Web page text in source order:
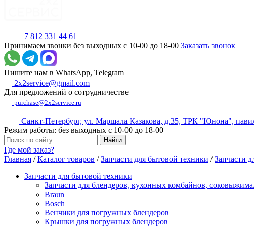
+7 812 331 44 61
Принимаем звонки без выходных с 10-00 до 18-00 Заказать звонок
Пишите нам в WhatsApp, Telegram
2x2service@gmail.com
Для предложений о сотрудничестве
purchase@2x2service.ru
Санкт-Петербург, ул. Маршала Казакова, д.35, ТРК "Юнона",
Режим работы: без выходных с 10-00 до 18-00
Где мой заказ?
Главная /Каталог товаров /Запчасти для бытовой техники /Запчасти
Запчасти для бытовой техники
Запчасти для блендеров, кухонных комбайнов,
Braun
Bosch
Венчики для погружных блендеров
Крышки для погружных блендеров